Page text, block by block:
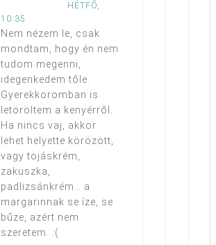
HÉTFŐ,
10:35
Nem nézem le, csak
mondtam, hogy én nem
tudom megenni,
idegenkedem tőle.
Gyerekkoromban is
letöröltem a kenyérről.
Ha nincs vaj, akkor
lehet helyette körözött,
vagy tojáskrém,
zakuszka,
padlizsánkrém… a
margarinnak se íze, se
bűze, azért nem
szeretem. :(